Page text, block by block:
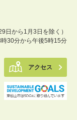
日から1月3日を除く）
30分から午後5時15分
アクセス